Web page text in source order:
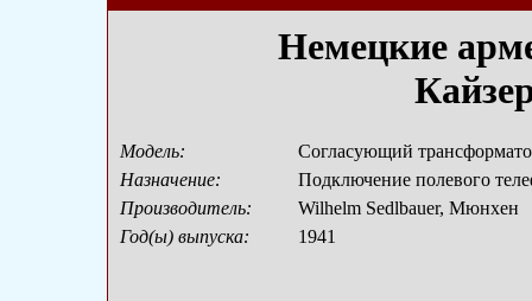
Немецкие
Модель:
Согласующий
Назначение:
Подключение полевого
Производитель:
Wilhelm Sedlbauer, Мюнхен
Год(ы) выпуска:
1941